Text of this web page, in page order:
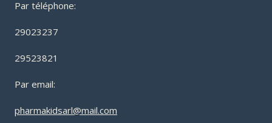
Par téléphone:
29023237
29523821
Par email:
pharmakidsarl@mail.com